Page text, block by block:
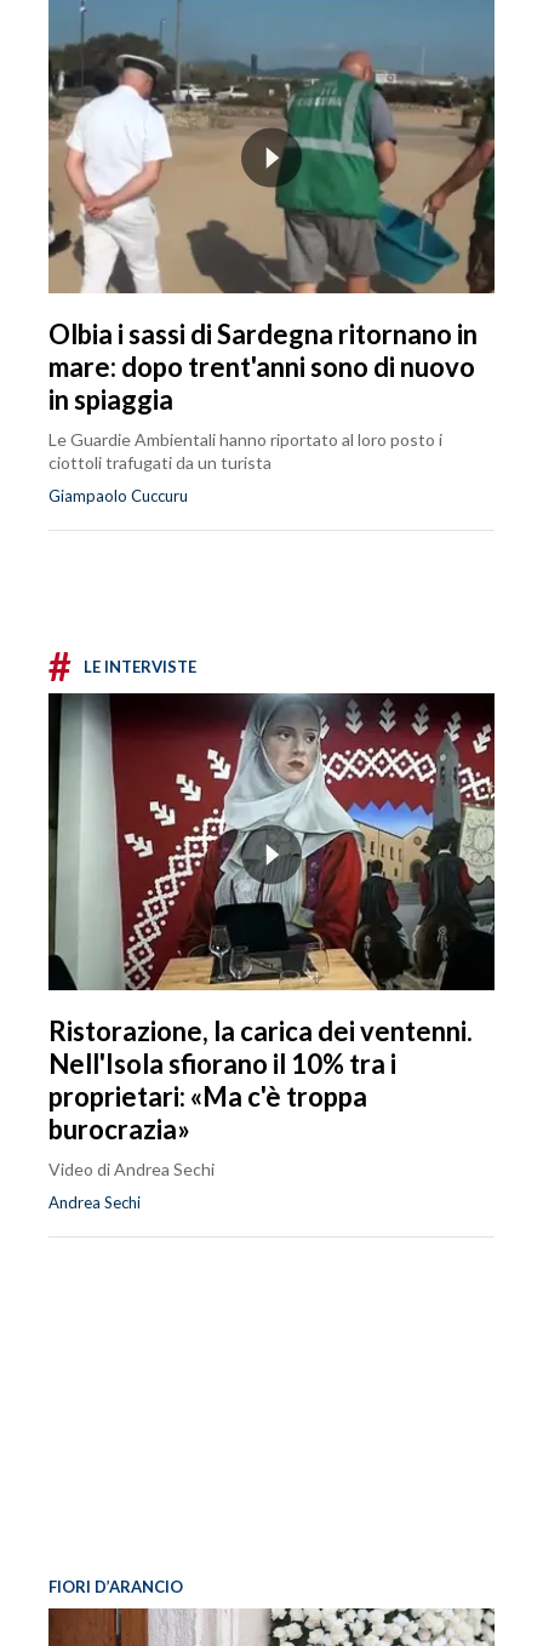
Olbia i sassi di Sardegna ritornano in
mare: dopo trent'anni sono di nuovo
in spiaggia
Le Guardie Ambientali hanno riportato al loro posto i
ciottoli trafugati da un turista
Giampaolo Cuccuru
# LE INTERVISTE
Ristorazione, la carica dei ventenni.
Nell'Isola sfiorano il 10% tra i
proprietari: «Ma c'è troppa
burocrazia»
Video di Andrea Sechi
Andrea Sechi
FIORI D’ARANCIO